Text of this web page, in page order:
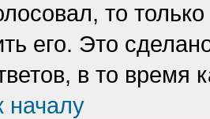
то
его. Это
в то время
началу